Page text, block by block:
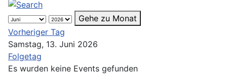
Gehe zu Monat
Vorheriger Tag
Samstag, 13. Juni 2026
Folgetag
Es wurden keine Events gefunden